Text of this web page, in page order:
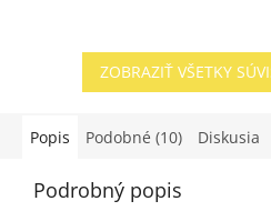
Osvedčený doplnok
používaný v profesionálnom
Zloženie s pomalým
uvoľňovaním
ZOBRAZIŤ VŠETKY
Popis Podobné (10) Diskusia
Podrobný popis